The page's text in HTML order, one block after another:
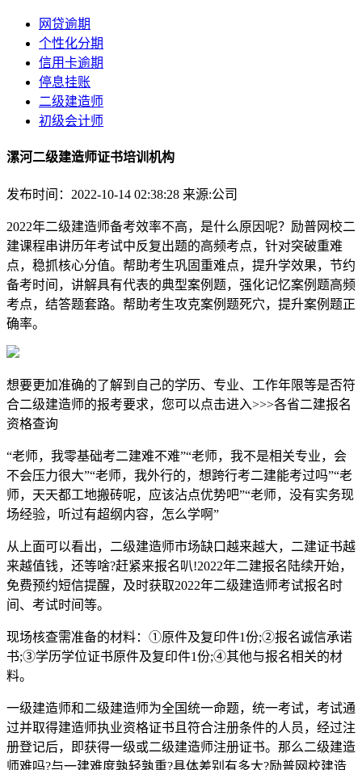
网贷逾期
个性化分期
信用卡逾期
停息挂账
二级建造师
初级会计师
漯河二级建造师证书培训机构
发布时间：2022-10-14 02:38:28 来源:公司
2022年二级建造师备考效率不高，是什么原因呢？励普网校二
建课程串讲历年考试中反复出题的高频考点，针对突破重难
点，稳抓核心分值。帮助考生巩固重难点，提升学效果，节约
备考时间，讲解具有代表的典型案例题，强化记忆案例题高频
考点，结答题套路。帮助考生攻克案例题死穴，提升案例题正
确率。
想要更加准确的了解到自己的学历、专业、工作年限等是否符
合二级建造师的报考要求，您可以点击进入>>>各省二建报名
资格查询
“老师，我零基础考二建难不难”“老师，我不是相关专业，会
不会压力很大”“老师，我外行的，想跨行考二建能考过吗”“老
师，天天都工地搬砖呢，应该沾点优势吧”“老师，没有实务现
场经验，听过有超纲内容，怎么学啊”
从上面可以看出，二级建造师市场缺口越来越大，二建证书越
来越值钱，还等啥?赶紧来报名叭!2022年二建报名陆续开始，
免费预约短信提醒，及时获取2022年二级建造师考试报名时
间、考试时间等。
现场核查需准备的材料：①原件及复印件1份;②报名诚信承诺
书;③学历学位证书原件及复印件1份;④其他与报名相关的材
料。
一级建造师和二级建造师为全国统一命题，统一考试，考试通
过并取得建造师执业资格证书且符合注册条件的人员，经过注
册登记后，即获得一级或二级建造师注册证书。那么二级建造
师难吗?与一建难度孰轻孰重?具体差别有多大?励普网校建造